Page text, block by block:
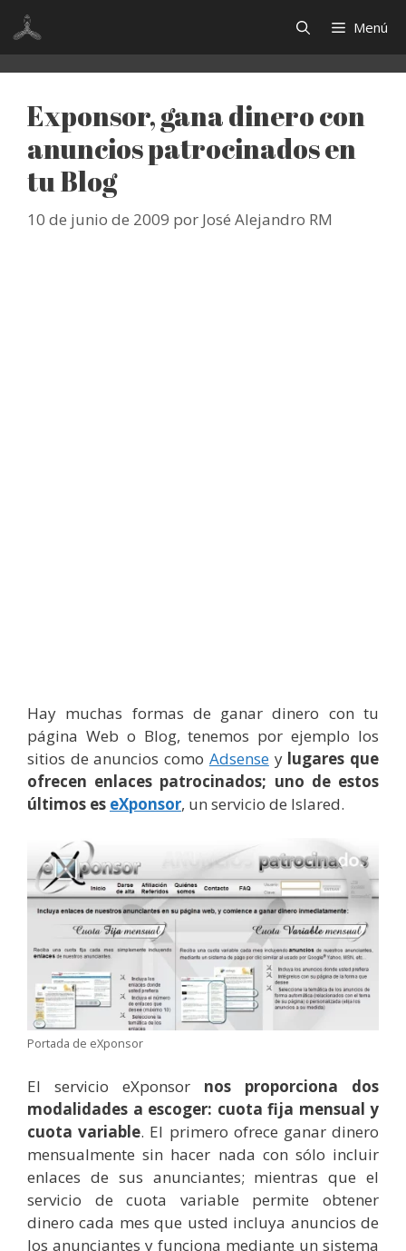
Saltar
contenido
Menú
Exponsor, gana dinero con
anuncios patrocinados en
tu Blog
10 de junio de 2009 por José Alejandro RM
Hay muchas formas de ganar dinero con tu
página Web o Blog, tenemos por ejemplo los
sitios de anuncios como Adsenseylugares que
ofrecen enlaces patrocinados; uno de estos
últimos es eXponsor, un servicio de Islared.
Portada de eXponsor
El servicio eXponsor nos proporciona dos
modalidades a escoger: cuota fija mensual y
cuota variable. El primero ofrece ganar dinero
mensualmente sin hacer nada con sólo incluir
enlaces de sus anunciantes; mientras que el
servicio de cuota variable permite obtener
dinero cada mes que usted incluya anuncios de
los anunciantes y funciona mediante un sistema